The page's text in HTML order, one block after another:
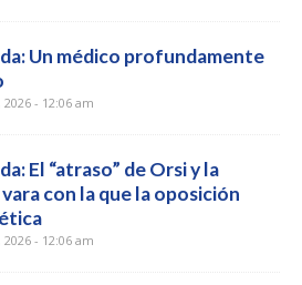
Un médico profundamente
- 12:06 am
El “atraso” de Orsi y la
con la que la oposición
- 12:06 am